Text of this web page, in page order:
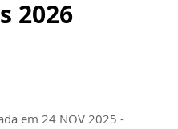
2026
em 24 NOV 2025 -